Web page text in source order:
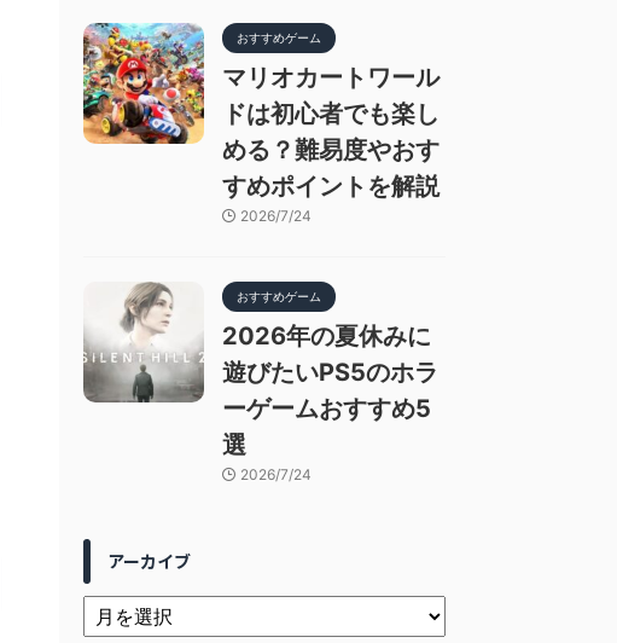
おすすめゲーム
マリオカートワール
ドは初心者でも楽し
める？難易度やおす
すめポイントを解説
2026/7/24
おすすめゲーム
2026年の夏休みに
遊びたいPS5のホラ
ーゲームおすすめ5
選
2026/7/24
アーカイブ